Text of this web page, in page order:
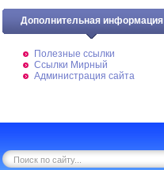
Дополнительная информация
Полезные ссылки
Ссылки Мирный
Администрация сайта